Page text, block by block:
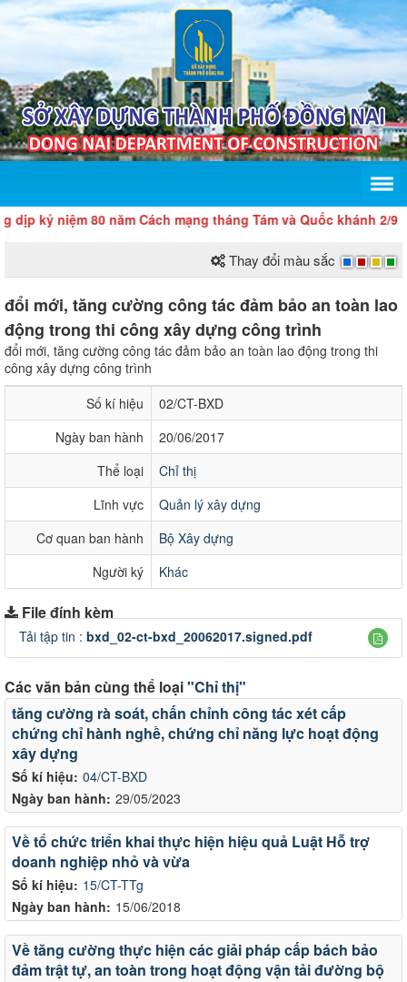
kỷ niệm 80 năm Cách mạng tháng Tám và Quốc khánh 2/9
Thay đổi màu sắc
đổi mới, tăng cường công tác đảm bảo an toàn lao
động trong thi công xây dựng công trình
đổi mới, tăng cường công tác đảm bảo an toàn lao động trong thi
công xây dựng công trình
Số kí hiệu
02/CT-BXD
Ngày ban hành
20/06/2017
Thể loại
Chỉ thị
Lĩnh vực
Quản lý xây dựng
Cơ quan ban hành
Bộ Xây dựng
Người ký
Khác
File đính kèm
Tải tập tin : bxd_02-ct-bxd_20062017.signed.pdf
Các văn bản cùng thể loại"Chỉ thị"
Số kí hiệu: 04/CT-BXD
Ngày ban hành: 29/05/2023
tăng cường rà soát, chấn chỉnh công tác xét cấp
chứng chỉ hành nghề, chứng chỉ năng lực hoạt động
xây dựng
Số kí hiệu: 15/CT-TTg
Ngày ban hành: 15/06/2018
Về tổ chức triển khai thực hiện hiệu quả Luật Hỗ trợ
doanh nghiệp nhỏ và vừa
Về tăng cường thực hiện các giải pháp cấp bách bảo
đảm trật tự, an toàn trong hoạt động vận tải đường bộ